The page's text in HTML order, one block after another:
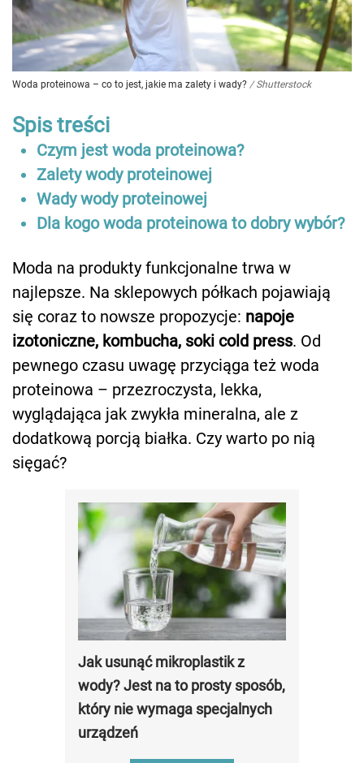
Woda proteinowa – co to jest, jakie ma zalety i wady? / Shutterstock
Spis treści
Czym jest woda proteinowa?
Zalety wody proteinowej
Wady wody proteinowej
Dla kogo woda proteinowa to dobry wybór?
Moda na produkty funkcjonalne trwa w
najlepsze. Na sklepowych półkach pojawiają
się coraz to nowsze propozycje: napoje
izotoniczne, kombucha, soki cold press. Od
pewnego czasu uwagę przyciąga też woda
proteinowa – przezroczysta, lekka,
wyglądająca jak zwykła mineralna, ale z
dodatkową porcją białka. Czy warto po nią
sięgać?
Jak usunąć mikroplastik z
wody? Jest na to prosty sposób,
który nie wymaga specjalnych
urządzeń